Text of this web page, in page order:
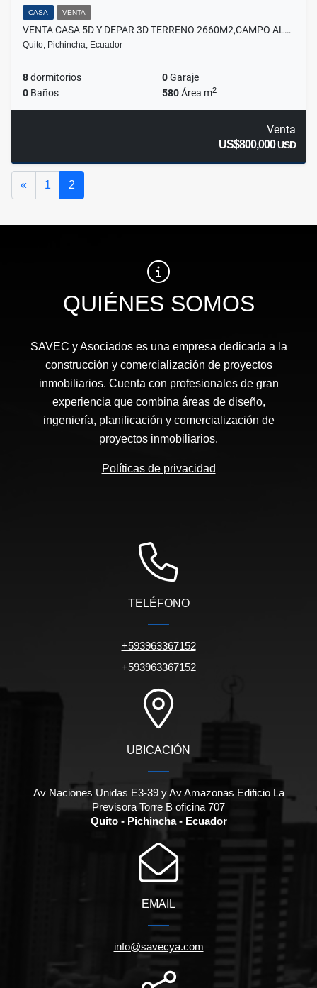
CASA VENTA
VENTA CASA 5D Y DEPAR 3D TERRENO 2660M2,CAMPO AL…
Quito, Pichincha, Ecuador
8dormitorios 0Garaje
0 Baños 580Área m2
Venta
US$800,000USD
« Anterior
1 2
QUIÉNES SOMOS
SAVEC y Asociados es una empresa dedicada a la
construcción y comercialización de proyectos
inmobiliarios. Cuenta con profesionales de gran
experiencia que combina áreas de diseño,
ingeniería, planificación y comercialización de
proyectos inmobiliarios.
Políticas de privacidad
TELÉFONO
+593963367152
+593963367152
UBICACIÓN
Av Naciones Unidas E3-39 y Av Amazonas Edificio La
Previsora Torre B oficina 707
Quito - Pichincha - Ecuador
EMAIL
info@savecya.com